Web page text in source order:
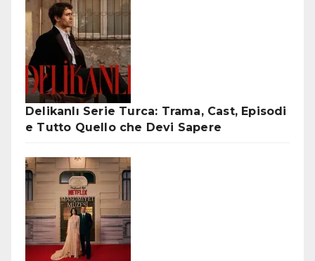
Delikanlı Serie Turca: Trama, Cast, Episodi
e Tutto Quello che Devi Sapere